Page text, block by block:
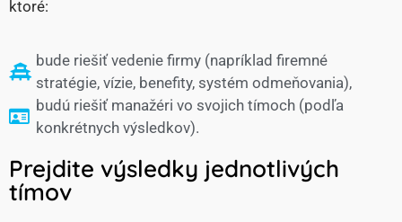
ktoré:
bude riešiť vedenie firmy (napríklad firemné
stratégie, vízie, benefity, systém odmeňovania),
budú riešiť manažéri vo svojich tímoch (podľa
konkrétnych výsledkov).
Prejdite výsledky jednotlivých
tímov